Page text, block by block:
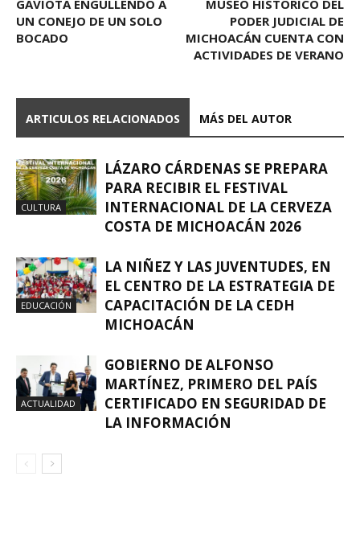
GAVIOTA ENGULLENDO A
UN CONEJO DE UN SOLO
BOCADO
MUSEO HISTÓRICO DEL
PODER JUDICIAL DE
MICHOACÁN CUENTA CON
ACTIVIDADES DE VERANO
ARTICULOS RELACIONADOS MÁS DEL AUTOR
CULTURA
LÁZARO CÁRDENAS SE PREPARA
PARA RECIBIR EL FESTIVAL
INTERNACIONAL DE LA CERVEZA
COSTA DE MICHOACÁN 2026
EDUCACIÓN
LA NIÑEZ Y LAS JUVENTUDES, EN
EL CENTRO DE LA ESTRATEGIA DE
CAPACITACIÓN DE LA CEDH
MICHOACÁN
ACTUALIDAD
GOBIERNO DE ALFONSO
MARTÍNEZ, PRIMERO DEL PAÍS
CERTIFICADO EN SEGURIDAD DE
LA INFORMACIÓN